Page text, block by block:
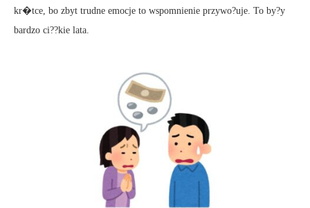
kr�tce, bo zbyt trudne emocje to wspomnienie przywo?uje. To by?y
bardzo ci??kie lata.